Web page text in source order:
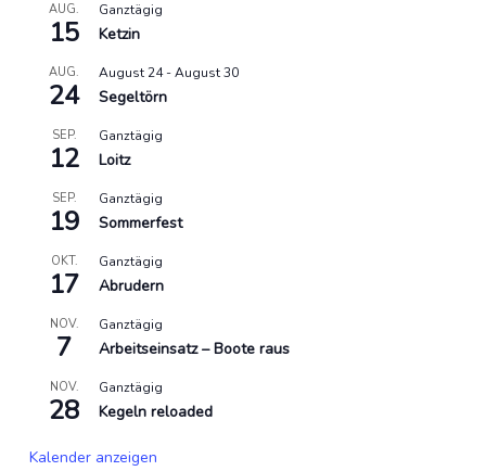
AUG.
15
Ganztägig
Ketzin
AUG.
24
August 24-August 30
Segeltörn
SEP.
12
Ganztägig
Loitz
SEP.
19
Ganztägig
Sommerfest
OKT.
17
Ganztägig
Abrudern
NOV.
7
Ganztägig
Arbeitseinsatz – Boote raus
NOV.
28
Ganztägig
Kegeln reloaded
Kalender anzeigen